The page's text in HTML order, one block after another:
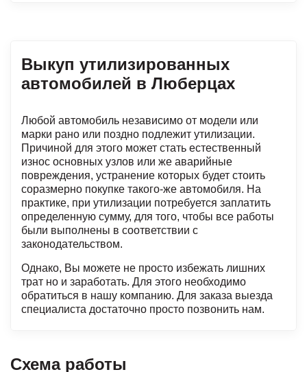
Выкуп утилизированных
автомобилей в Люберцах
Любой автомобиль независимо от модели или
марки рано или поздно подлежит утилизации.
Причиной для этого может стать естественный
износ основных узлов или же аварийные
повреждения, устранение которых будет стоить
соразмерно покупке такого-же автомобиля. На
практике, при утилизации потребуется заплатить
определенную сумму, для того, чтобы все работы
были выполнены в соответствии с
законодательством.
Однако, Вы можете не просто избежать лишних
трат но и заработать. Для этого необходимо
обратиться в нашу компанию. Для заказа выезда
специалиста достаточно просто позвонить нам.
Схема работы